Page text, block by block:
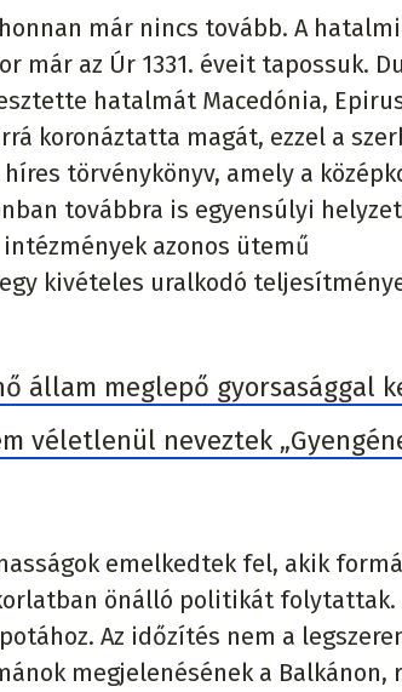
már nincs tovább. A
már az Úr 1331. éveit tapossuk.
hatalmát Macedónia,
koronáztatta magát, ezzel a
törvénykönyv, amely a
továbbra is egyensúlyi
azonos ütemű
kivételes uralkodó
állam meglepő gyorsasággal
véletlenül neveztek
emelkedtek fel, akik
önálló politikát folytattak.
Az időzítés nem a
megjelenésének a Balkánon,